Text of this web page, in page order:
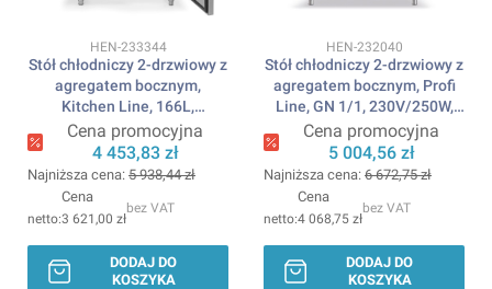
Kod produktu
HEN-233344
Stół chłodniczy 2-drzwiowy z
agregatem bocznym,
Kitchen Line, 166L,
230V/300W,
1200x600x(H)886mm
ARKTIC
Cena promocyjna
4 453,83 zł
Najniższa cena: 5 938,44 zł
Cena
3 621,00 zł
bez VAT
DODAJ DO
KOSZYKA
Kod produktu
HEN-232040
Stół chłodniczy 2-drzwiowy z
agregatem bocznym, Profi
Line, GN 1/1, 230V/250W,
1360x700x(H)879mm
ARKTIC
Cena promocyjna
5 004,56 zł
Najniższa cena: 6 672,75 zł
Cena
4 068,75 zł
bez VAT
DODAJ DO
KOSZYKA